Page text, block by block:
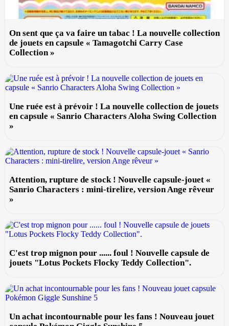
On sent que ça va faire un tabac ! La nouvelle collection
de jouets en capsule « Tamagotchi Carry Case
Collection »
Une ruée est à prévoir ! La nouvelle collection de jouets
en capsule « Sanrio Characters Aloha Swing Collection
»
Attention, rupture de stock ! Nouvelle capsule-jouet «
Sanrio Characters : mini-tirelire, version Ange rêveur
»
C'est trop mignon pour ...... foul ! Nouvelle capsule de
jouets "Lotus Pockets Flocky Teddy Collection".
Un achat incontournable pour les fans ! Nouveau jouet